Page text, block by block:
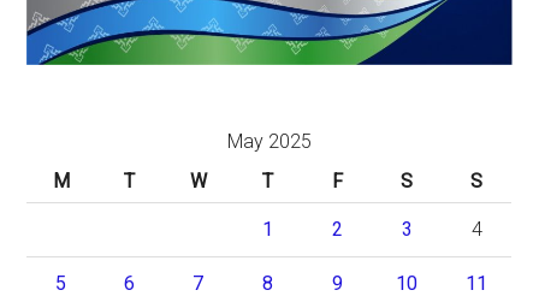
May 2025
M
T W T F S S
1 2 3 4
5 6 7 8 9 10 11